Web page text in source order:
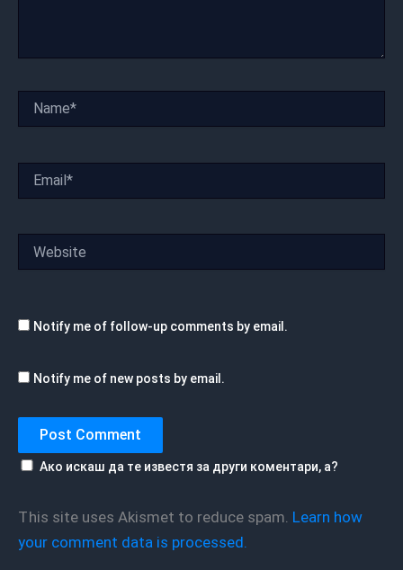
Notify me of follow-up comments by email.
Notify me of new posts by email.
Ако искаш да те известя за други коментари, а?
This site uses Akismet to reduce spam. Learn how
your comment data is processed.